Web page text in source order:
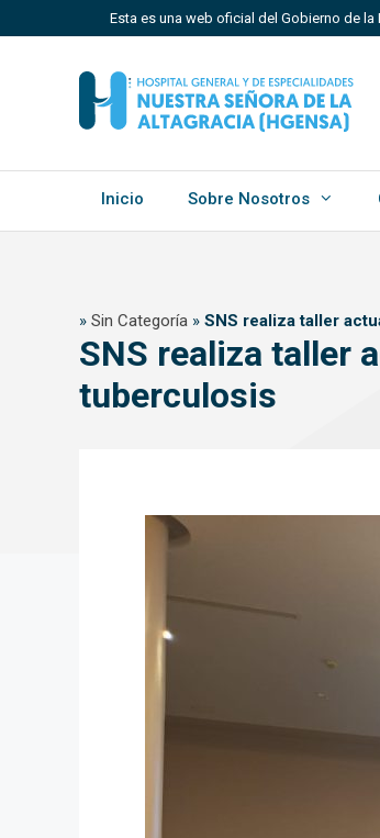
al
Esta es una web oficial del Gobierno de
Un sitio .gob.do, .gov.do o .mil.do
Estado dominicano.
Inicio Sobre Nosotros
» Sin Categoría » SNS realiza taller
SNS realiza taller
tuberculosis